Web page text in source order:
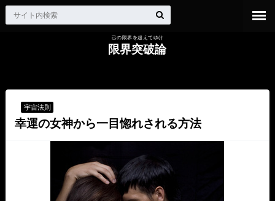
己の限界を超えてゆけ
限界突破論
宇宙法則
幸運の女神から一目惚れされる方法